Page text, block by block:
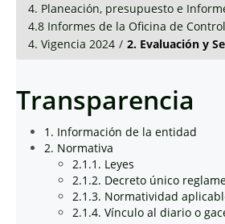
4. Planeación, presupuesto e
4.8 Informes de la Oficina de
4. Vigencia 2024 / 2. Evaluación y
Transparencia
1. Información de la entidad
2. Normativa
2.1.1. Leyes
2.1.2. Decreto único
2.1.3. Normatividad
2.1.4. Vínculo al diario o